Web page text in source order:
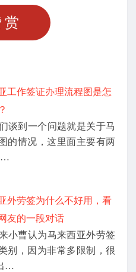
赏
工作签证办理流程图是怎
谈到一个问题就是关于马
的情况，这里面主要有两
…
外劳签为什么不好用，看
友的一段对话
小曹认为马来西亚外劳签
别，因为非常多限制，很
…